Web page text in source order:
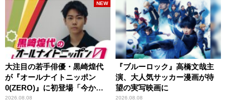
大注目の若手俳優・黒崎煌代
が『オールナイトニッポン
0(ZERO)』に初登場「今から
とてもワクワクしておりま
2026.08.08
NEW
『ブルーロック』高橋文哉主
演、大人気サッカー漫画が待
望の実写映画に
2026.08.08